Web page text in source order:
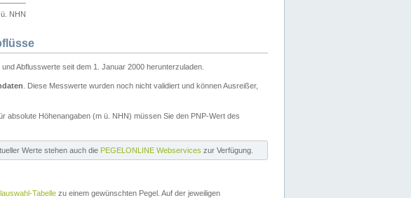
NHN
Abflusswerte seit dem 1. Januar 2000 herunterzuladen.
. Diese Messwerte wurden noch nicht validiert und können Ausreißer,
absolute Höhenangaben (m ü. NHN) müssen Sie den PNP-Wert des
Werte stehen auch die PEGELONLINE Webservices zur Verfügung.
Tabelle zu einem gewünschten Pegel. Auf der jeweiligen